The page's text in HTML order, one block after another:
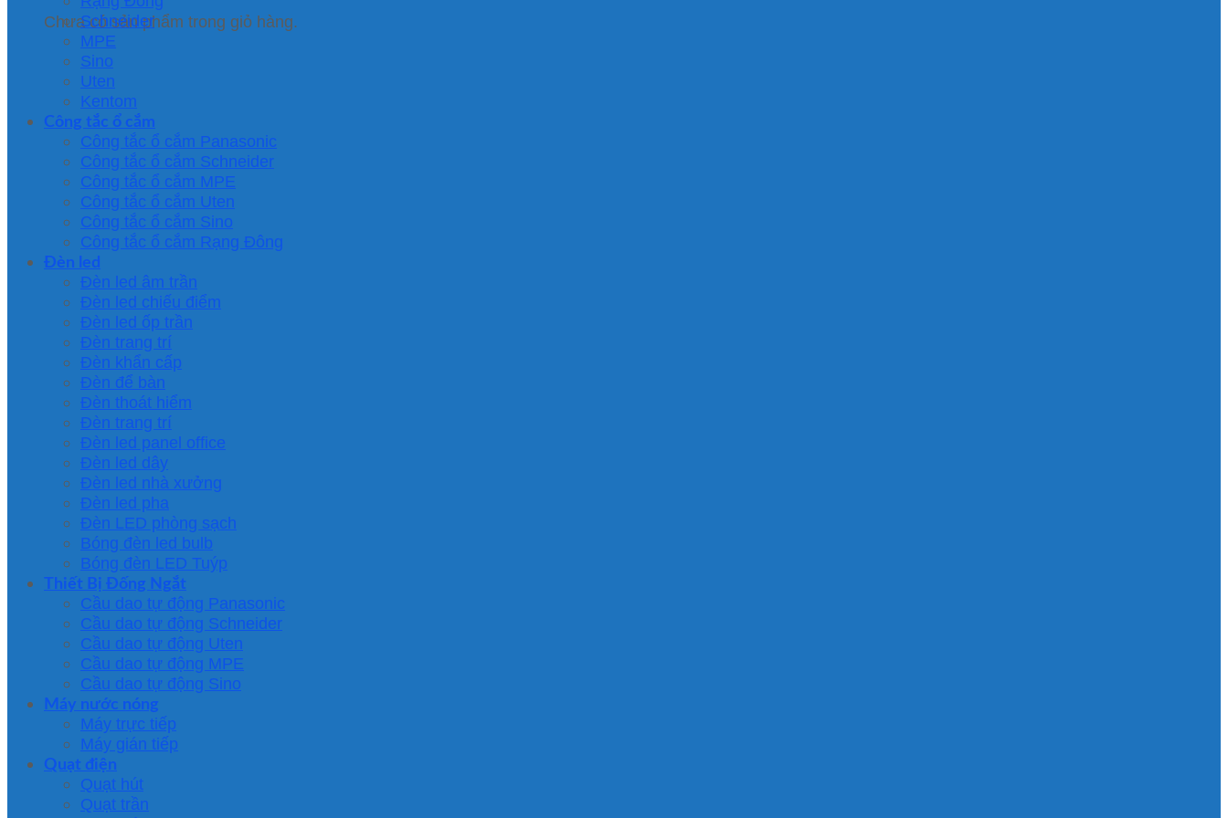
Chưa có sản phẩm trong giỏ hàng.
Schneider
MPE
Sino
Uten
Kentom
Công tắc ổ cắm
Công tắc ổ cắm Panasonic
Công tắc ổ cắm Schneider
Công tắc ổ cắm MPE
Công tắc ổ cắm Uten
Công tắc ổ cắm Sino
Công tắc ổ cắm Rạng Đông
Đèn led
Đèn led âm trần
Đèn led chiếu điểm
Đèn led ốp trần
Đèn trang trí
Đèn khẩn cấp
Đèn để bàn
Đèn thoát hiểm
Đèn trang trí
Đèn led panel office
Đèn led dây
Đèn led nhà xưởng
Đèn led pha
Đèn LED phòng sạch
Bóng đèn led bulb
Bóng đèn LED Tuýp
Thiết Bị Đống Ngắt
Cầu dao tự động Panasonic
Cầu dao tự động Schneider
Cầu dao tự động Uten
Cầu dao tự động MPE
Cầu dao tự động Sino
Máy nước nóng
Máy trực tiếp
Máy gián tiếp
Quạt điện
Quạt hút
Quạt trần